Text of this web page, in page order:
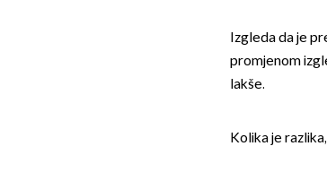
Izgleda da je
promjenom
lakše.
Kolika je